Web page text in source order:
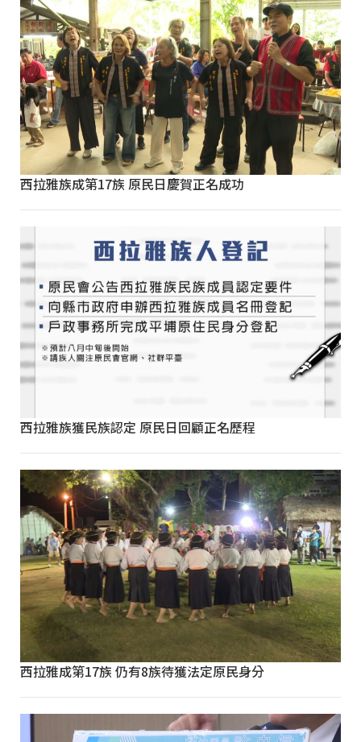
西拉雅族成第17族 原民日慶賀正名成功
西拉雅族獲民族認定 原民日回顧正名歷程
西拉雅成第17族 仍有8族待獲法定原民身分